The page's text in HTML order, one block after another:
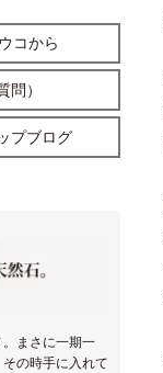
コから
問）
プブログ
まさに一期一
の時手に入れて